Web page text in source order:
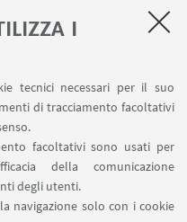
I
tecnici necessari per il suo
di tracciamento facoltativi
facoltativi sono usati per
della comunicazione
degli utenti.
navigazione solo con i cookie
SU: